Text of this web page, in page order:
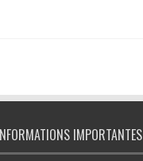
IMPORTANTES